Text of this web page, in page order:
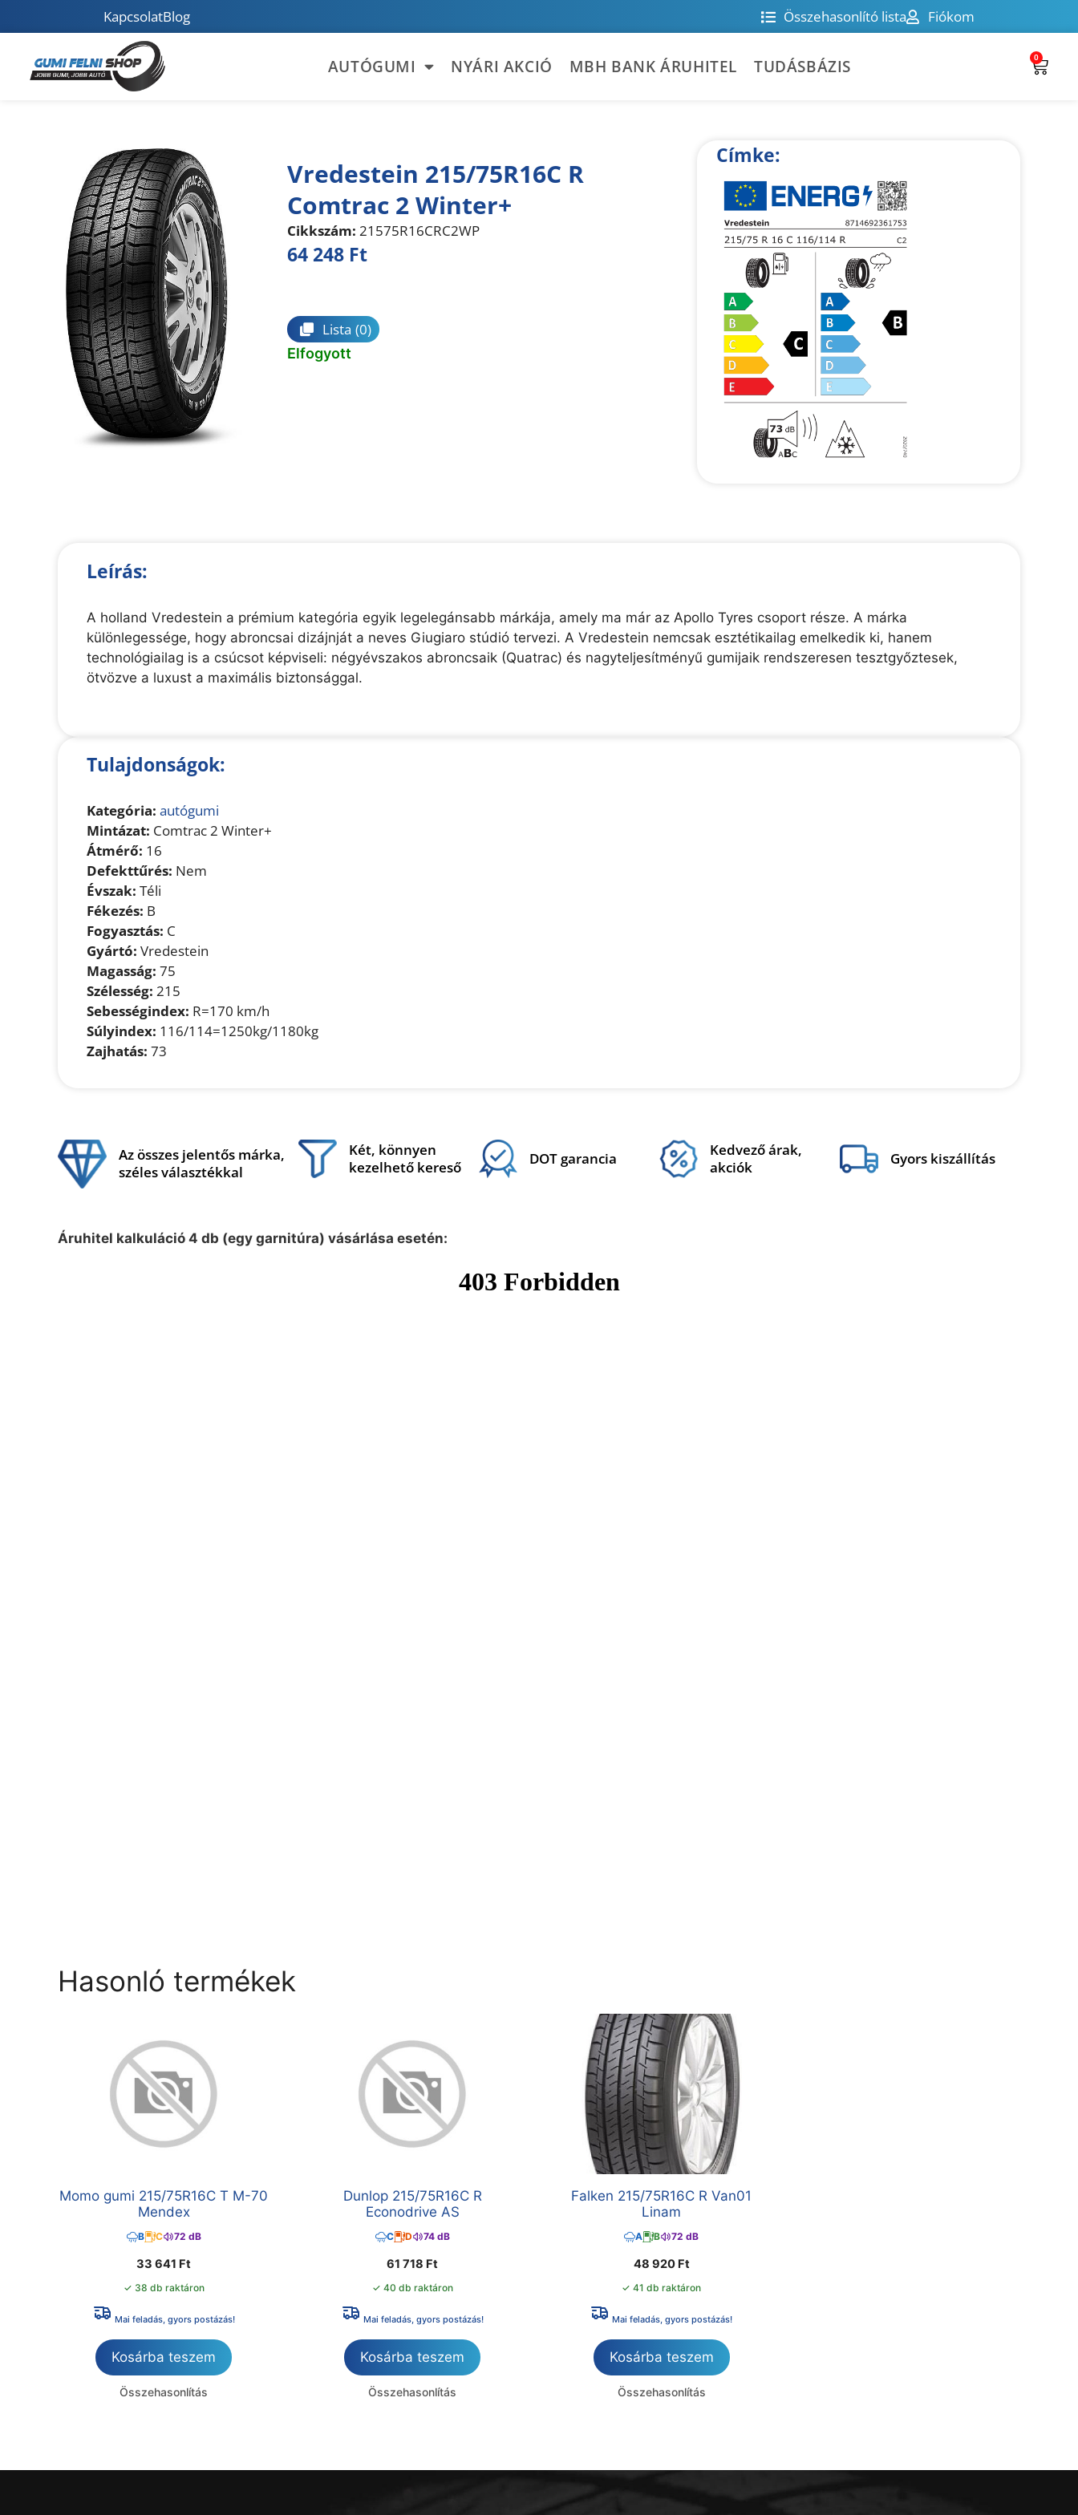
KapcsolatBlog Összehasonlító lista Fiókom
AUTÓGUMI NYÁRI AKCIÓ MBH BANK ÁRUHITEL TUDÁSBÁZIS 0
Vredestein 215/75R16C R
Comtrac 2 Winter+
Cikkszám: 21575R16CRC2WP
64 248 Ft
Lista (0)
Elfogyott
Címke:
Leírás:
A holland Vredestein a prémium kategória egyik legelegánsabb márkája, amely ma már az Apollo Tyres csoport része. A márka
különlegessége, hogy abroncsai dizájnját a neves Giugiaro stúdió tervezi. A Vredestein nemcsak esztétikailag emelkedik ki, hanem
technológiailag is a csúcsot képviseli: négyévszakos abroncsaik (Quatrac) és nagyteljesítményű gumijaik rendszeresen tesztgyőztesek,
ötvözve a luxust a maximális biztonsággal.
Tulajdonságok:
Kategória: autógumi
Mintázat: Comtrac 2 Winter+
Átmérő: 16
Defekttűrés: Nem
Évszak: Téli
Fékezés: B
Fogyasztás: C
Gyártó: Vredestein
Magasság: 75
Szélesség: 215
Sebességindex: R=170 km/h
Súlyindex: 116/114=1250kg/1180kg
Zajhatás: 73
Az összes jelentős márka,
széles választékkal
Két, könnyen
kezelhető kereső
DOT garancia
Kedvező árak,
akciók
Gyors kiszállítás
Áruhitel kalkuláció 4 db (egy garnitúra) vásárlása esetén:
Hasonló termékek
Momo gumi 215/75R16C T M-70
Mendex
B C 72 dB
33 641 Ft
✓ 38 db raktáron
Mai feladás, gyors postázás!
Kosárba teszem
Összehasonlítás
Dunlop 215/75R16C R
Econodrive AS
C D 74 dB
61 718 Ft
✓ 40 db raktáron
Mai feladás, gyors postázás!
Kosárba teszem
Összehasonlítás
Falken 215/75R16C R Van01
Linam
A B 72 dB
48 920 Ft
✓ 41 db raktáron
Mai feladás, gyors postázás!
Kosárba teszem
Összehasonlítás